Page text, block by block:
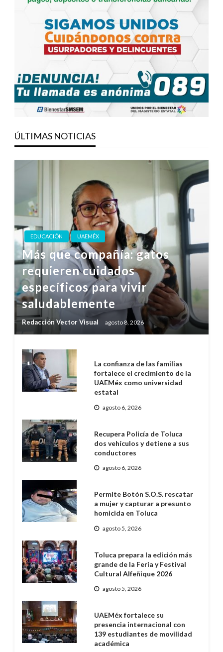
ÚLTIMAS NOTICIAS
EDUCACIÓN UAEMÉX
Más que compañía: gatos
requieren cuidados
específicos para vivir
saludablemente
Redacción Vector Visual agosto 8, 2026
La confianza de las familias
fortalece el crecimiento de la
UAEMéx como universidad
estatal
agosto 6, 2026
Recupera Policía de Toluca
dos vehículos y detiene a sus
conductores
agosto 6, 2026
Permite Botón S.O.S. rescatar
a mujer y capturar a presunto
homicida en Toluca
agosto 5, 2026
Toluca prepara la edición más
grande de la Feria y Festival
Cultural Alfeñique 2026
agosto 5, 2026
UAEMéx fortalece su
presencia internacional con
139 estudiantes de movilidad
académica